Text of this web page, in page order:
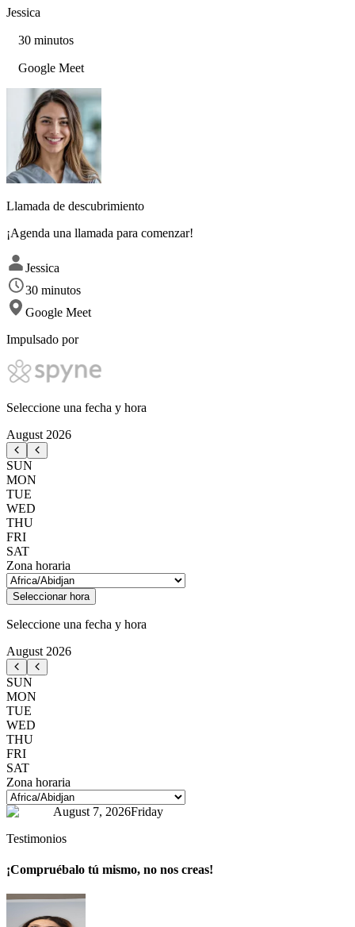
Jessica
30 minutos
Google Meet
Llamada de descubrimiento
¡Agenda una llamada para comenzar!
Jessica
30 minutos
Google Meet
Impulsado por
Seleccione una fecha y hora
August 2026
SUN
MON
TUE
WED
THU
FRI
SAT
Zona horaria
Seleccionar hora
Seleccione una fecha y hora
August 2026
SUN
MON
TUE
WED
THU
FRI
SAT
Zona horaria
August 7, 2026Friday
Testimonios
¡Compruébalo tú mismo, no nos creas!